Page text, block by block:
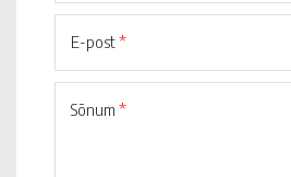
E-post*
Sõnum *